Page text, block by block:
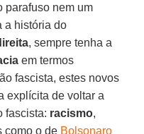
parafuso nem um
a história do
, sempre tenha a
em termos
fascista, estes novos
explícita de voltar a
fascista: racismo,
como o de Bolsonaro